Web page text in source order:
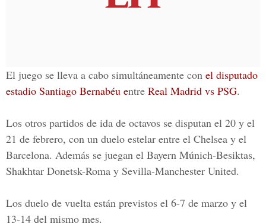
El juego se lleva a cabo simultáneamente con el disputado
estadio Santiago Bernabéu entre Real Madrid vs PSG.
Los otros partidos de ida de octavos se disputan el 20 y el
21 de febrero, con un duelo estelar entre el Chelsea y el
Barcelona. Además se juegan el Bayern Múnich-Besiktas,
Shakhtar Donetsk-Roma y Sevilla-Manchester United.
Los duelo de vuelta están previstos el 6-7 de marzo y el
13-14 del mismo mes.